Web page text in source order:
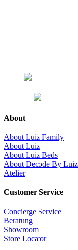
About
About Luiz Family
About Luiz
About Luiz Beds
About Decode By Luiz
Atelier
Customer Service
Concierge Service
Beratung
Showroom
Store Locator